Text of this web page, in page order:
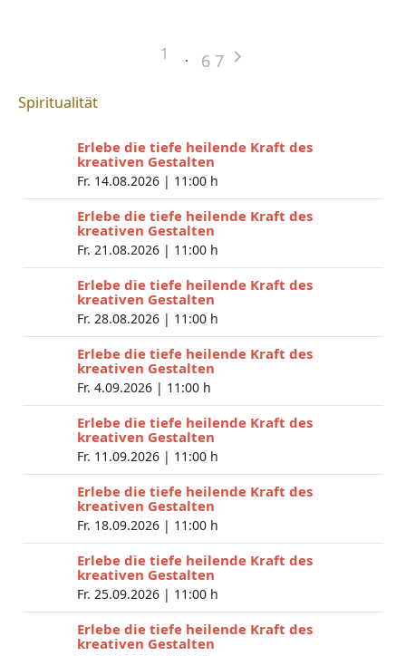
1 6 7
Spiritualität
Erlebe die tiefe heilende Kraft des
kreativen Gestalten
Fr. 14.08.2026 | 11:00 h
Erlebe die tiefe heilende Kraft des
kreativen Gestalten
Fr. 21.08.2026 | 11:00 h
Erlebe die tiefe heilende Kraft des
kreativen Gestalten
Fr. 28.08.2026 | 11:00 h
Erlebe die tiefe heilende Kraft des
kreativen Gestalten
Fr. 4.09.2026 | 11:00 h
Erlebe die tiefe heilende Kraft des
kreativen Gestalten
Fr. 11.09.2026 | 11:00 h
Erlebe die tiefe heilende Kraft des
kreativen Gestalten
Fr. 18.09.2026 | 11:00 h
Erlebe die tiefe heilende Kraft des
kreativen Gestalten
Fr. 25.09.2026 | 11:00 h
Erlebe die tiefe heilende Kraft des
kreativen Gestalten